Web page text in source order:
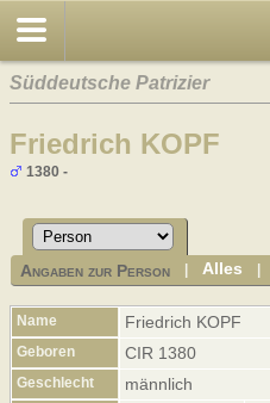
Süddeutsche Patrizier
Friedrich KOPF
1380 -
Angaben zur Person |Alles
Name Friedrich KOPF
Geboren CIR 1380
Geschlecht männlich